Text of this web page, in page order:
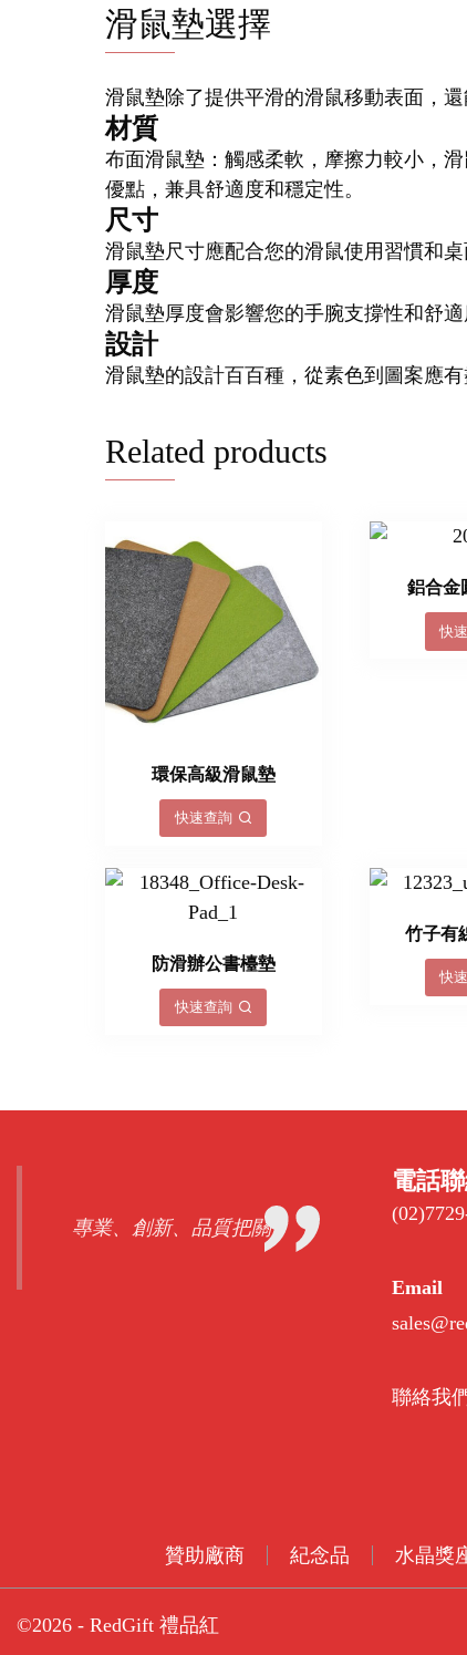
滑鼠墊選擇
滑鼠墊除了提供平滑的滑鼠移動表面，
材質
布面滑鼠墊：觸感柔軟，摩擦力較小，
優點，兼具舒適度和穩定性。
尺寸
滑鼠墊尺寸應配合您的滑鼠使用習慣和
厚度
滑鼠墊厚度會影響您的手腕支撐性和舒
設計
滑鼠墊的設計百百種，從素色到圖案應
Related products
環保高級滑鼠墊
快速查詢
鋁合金
快
防滑辦公書檯墊
快速查詢
竹子有
快
專業、創新、品質把關
電話
Email
聯絡我
贊助廠商 紀念品 水晶獎
©2026 - RedGift 禮品紅